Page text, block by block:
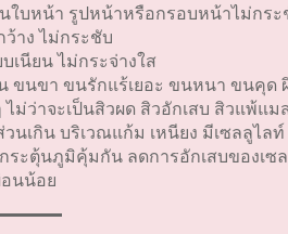
ใบหน้า รูปหน้าหรือกรอบหน้าไม่กระ
าง ไม่กระชับ
บเนียน ไม่กระจ่างใส
ขนขา ขนรักแร้เยอะ ขนหนา ขนคุด
ไม่ว่าจะเป็นสิวผด สิวอักเสบ สิวแพ้แม
นเกิน บริเวณแก้ม เหนียง มีเซลลูไลท์
ระตุ้นภูมิคุ้มกัน ลดการอักเสบของเซ
นน้อย